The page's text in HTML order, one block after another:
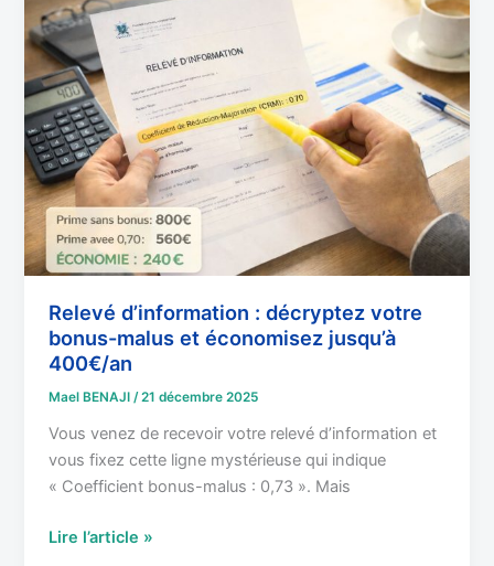
Relevé d’information : décryptez votre
bonus-malus et économisez jusqu’à
400€/an
Mael BENAJI/21 décembre 2025
Vous venez de recevoir votre relevé d’information et
vous fixez cette ligne mystérieuse qui indique
« Coefficient bonus-malus : 0,73 ». Mais
d’information
:
décryptez
votre
bonus-
malus
et
économisez
jusqu’à
400€/an
Lire l’article »